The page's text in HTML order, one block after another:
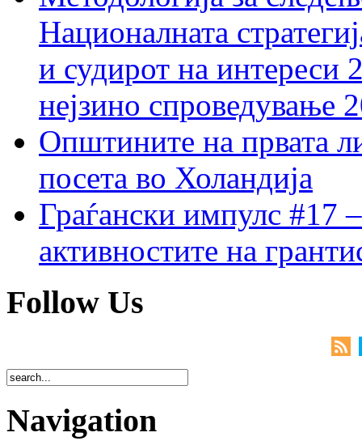
Националната
и судирот на интереси
нејзино спроведување
Општините на првата
посета во Холандија
Граѓански импулс #17
активностите на
Follow Us
Navigation